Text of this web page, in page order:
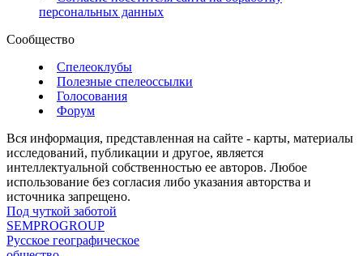
персональных данных
Сообщество
Спелеоклубы
Полезные спелеоссылки
Голосования
Форум
Вся информация, представленная на сайте - карты, материалы
исследований, публикации и другое, является
интеллектуальной собственностью ее авторов. Любое
использование без согласия либо указания авторства и
источника запрещено.
Под чуткой заботой
SEMPROGROUP
Русское географическое